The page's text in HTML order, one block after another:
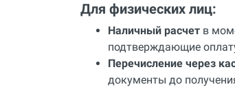
Труборезы и ножницы для труб
Инструмент и оборудование
сварки пластиковых труб
Инструмент и оборудование
Для физических лиц:
Наличный расчет в
подтверждающие
Перечисление через
документы до